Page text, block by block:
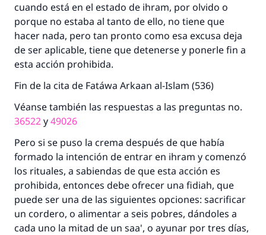
cuando está en el estado de ihram, por olvido o
porque no estaba al tanto de ello, no tiene que
hacer nada, pero tan pronto como esa excusa deja
de ser aplicable, tiene que detenerse y ponerle fin a
esta acción prohibida.
Fin de la cita de Fatáwa Arkaan al-Islam (536)
Véanse también las respuestas a las preguntas no.
36522y49026
Pero si se puso la crema después de que había
formado la intención de entrar en ihram y comenzó
los rituales, a sabiendas de que esta acción es
prohibida, entonces debe ofrecer una fidiah, que
puede ser una de las siguientes opciones: sacrificar
un cordero, o alimentar a seis pobres, dándoles a
cada uno la mitad de un saa', o ayunar por tres días,
La respuesta no. 110845 salvó un
Desde la Q hasta la A, su contribución ayuda a
IslamQA.
Profeta ﷺ dijo:
"Una persona que orienta a otros a hacer el
bien obtendrá la misma recompensa que
aquellos que lo realicen."